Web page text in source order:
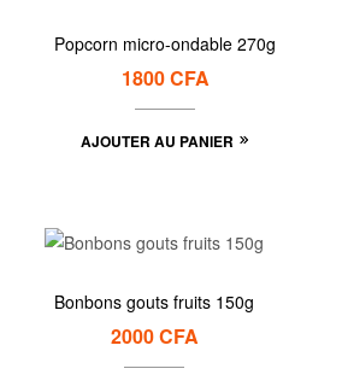
Popcorn micro-ondable 270g
1800CFA
AJOUTER AU PANIER
Bonbons gouts fruits 150g
2000CFA